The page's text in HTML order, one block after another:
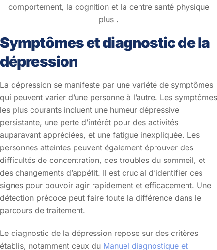
comportement, la cognition et la centre santé physique
plus .
Symptômes et diagnostic de la
dépression
La dépression se manifeste par une variété de symptômes
qui peuvent varier d’une personne à l’autre. Les symptômes
les plus courants incluent une humeur dépressive
persistante, une perte d’intérêt pour des activités
auparavant appréciées, et une fatigue inexpliquée. Les
personnes atteintes peuvent également éprouver des
difficultés de concentration, des troubles du sommeil, et
des changements d’appétit. Il est crucial d’identifier ces
signes pour pouvoir agir rapidement et efficacement. Une
détection précoce peut faire toute la différence dans le
parcours de traitement.
Le diagnostic de la dépression repose sur des critères
établis, notamment ceux du Manuel diagnostique et